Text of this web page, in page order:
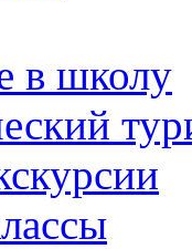
в школу